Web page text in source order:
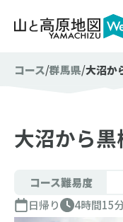
コース 群馬県 大沼か
大沼から
コース難易度
日帰り
4時間15